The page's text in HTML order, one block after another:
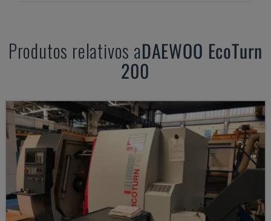
Produtos relativos aDAEWOO EcoTurn
200